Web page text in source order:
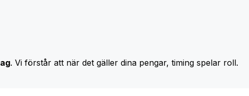
. Vi förstår att när det gäller dina pengar, timing spelar roll.